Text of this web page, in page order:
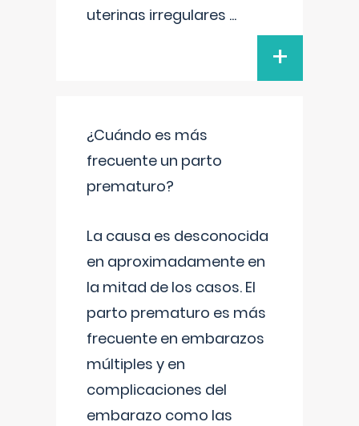
uterinas irregulares ...
+
¿Cuándo es más
frecuente un parto
prematuro?
La causa es desconocida
en aproximadamente en
la mitad de los casos. El
parto prematuro es más
frecuente en embarazos
múltiples y en
complicaciones del
embarazo como las